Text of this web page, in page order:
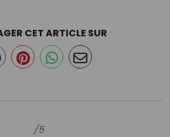
/5
CET ARTICLE SUR